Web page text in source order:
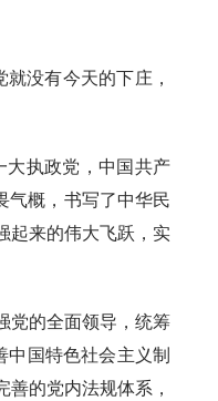
没有今天的下庄，
大执政党，中国共产
气概，书写了中华民
起来的伟大飞跃，实
党的全面领导，统筹
中国特色社会主义制
的党内法规体系，